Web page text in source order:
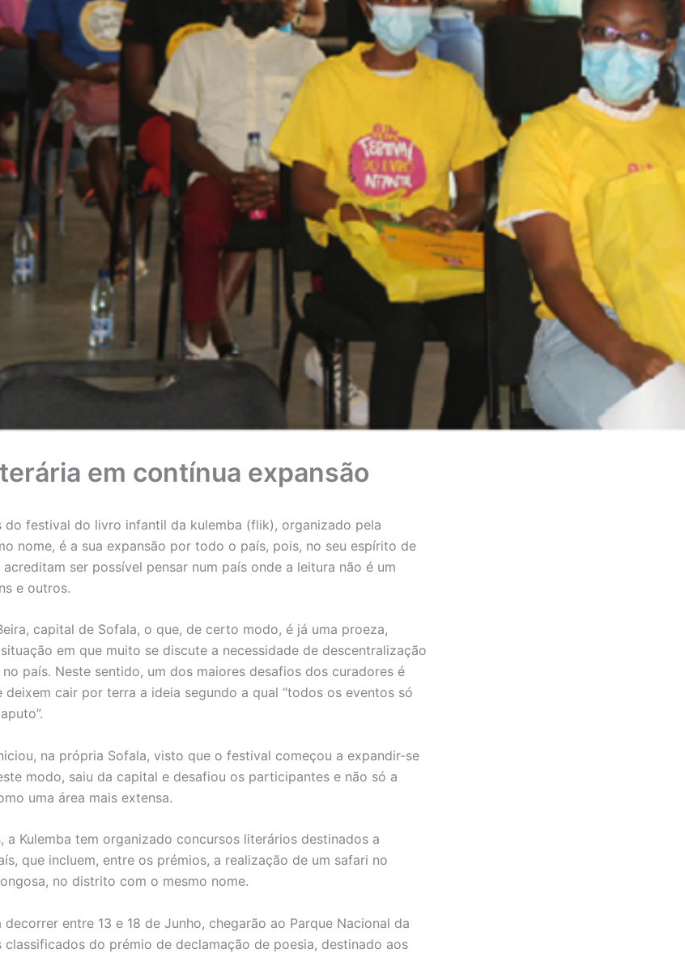
em contínua expansão
do festival do livro infantil da kulemba (flik), organizado pela
nome, é a sua expansão por todo o país, pois, no seu espírito de
ser possível pensar num país onde a leitura não é um
e outros.
capital de Sofala, o que, de certo modo, é já uma proeza,
em que muito se discute a necessidade de descentralização
país. Neste sentido, um dos maiores desafios dos curadores é
deixem cair por terra a ideia segundo a qual “todos os eventos só
na própria Sofala, visto que o festival começou a expandir-se
modo, saiu da capital e desafiou os participantes e não só a
uma área mais extensa.
a Kulemba tem organizado concursos literários destinados a
que incluem, entre os prémios, a realização de um safari no
no distrito com o mesmo nome.
entre 13 e 18 de Junho, chegarão ao Parque Nacional da
classificados do prémio de declamação de poesia, destinado aos